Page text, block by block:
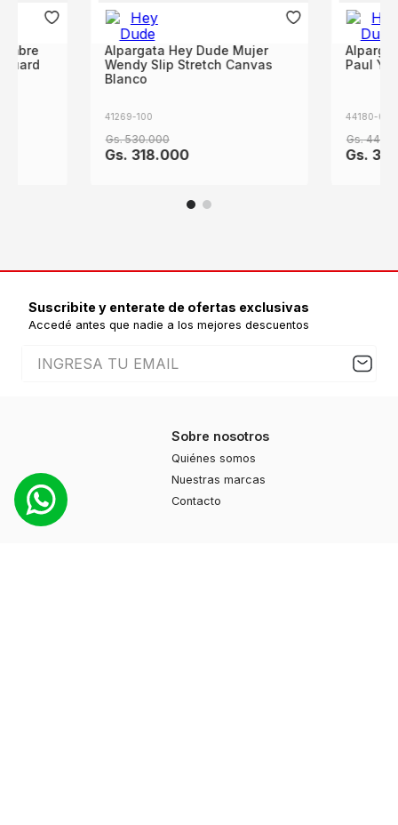
Alpargata Hey Dude Mujer
Wendy Slip Stretch Canvas
Blanco
41269-100
Gs. 530.000
Gs. 318.000
Paul Y
44180-001
Gs. 440
Gs.
Suscribite y enterate de ofertas exclusivas
Accedé antes que nadie a los mejores descuentos
Sobre nosotros
Quiénes somos
Nuestras marcas
Contacto